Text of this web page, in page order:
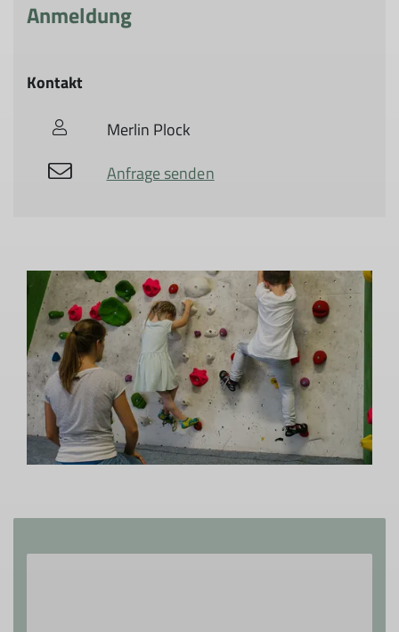
Anmeldung
Kontakt
Merlin Plock
Anfrage senden